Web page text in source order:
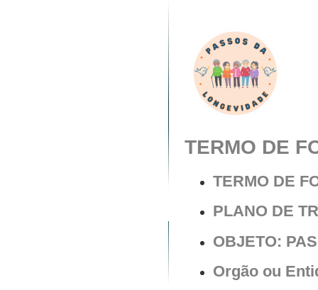
TERMO DE
TERMO DE
PLANO DE
OBJETO:
Orgão ou